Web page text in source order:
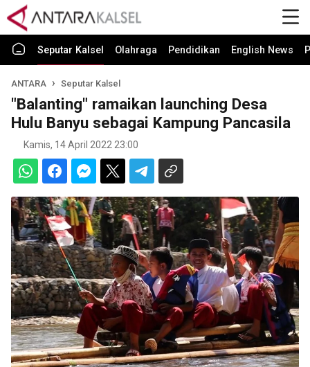
Seputar Kalsel Olahraga Pendidikan English News
ANTARA Seputar Kalsel
"Balanting" ramaikan launching Desa
Hulu Banyu sebagai Kampung Pancasila
Kamis, 14 April 2022 23:00